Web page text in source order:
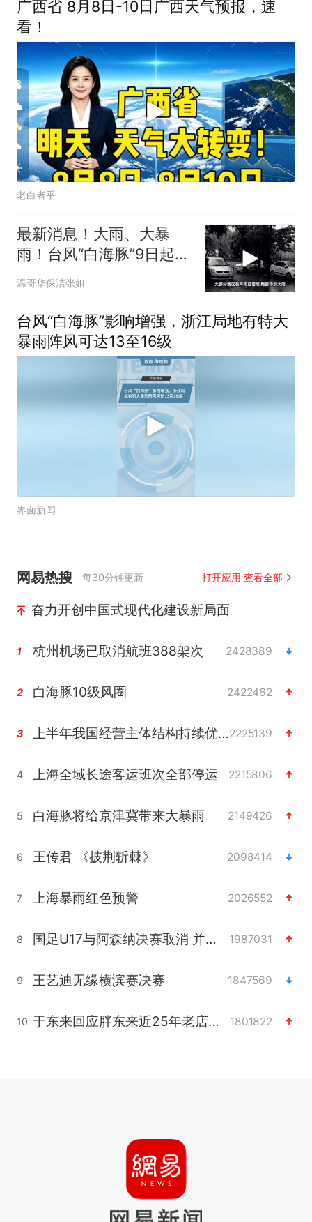
广西省 8月8日-10日广西天气预报，速
看！
老白者乎
最新消息！大雨、大暴
雨！台风“白海豚”9日起对
安徽会有明显风
温哥华保洁张姐
台风“白海豚”影响增强，浙江局地有特大
暴雨阵风可达13至16级
界面新闻
网易热搜 每30分钟更新 打开应用 查看全部
奋力开创中国式现代化建设新局面
1 杭州机场已取消航班388架次 2428389
2 白海豚10级风圈 2422462
3 上半年我国经营主体结构持续优化2225139
4 上海全域长途客运班次全部停运 2215806
5 白海豚将给京津冀带来大暴雨 2149426
6 王传君 《披荆斩棘》 2098414
7 上海暴雨红色预警 2026552
8 国足U17与阿森纳决赛取消 并列冠军 1987031
9 王艺迪无缘横滨赛决赛 1847569
10 于东来回应胖东来近25年老店年底关闭 1801822